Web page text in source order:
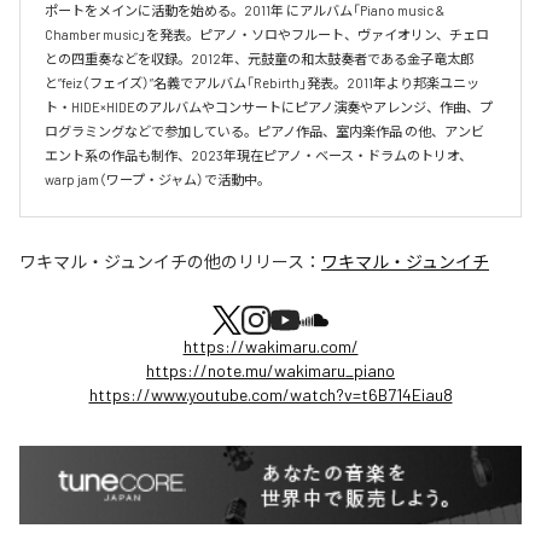
ポートをメインに活動を始める。2011年 にアルバム「Piano music &
Chamber music」を発表。ピアノ・ソロやフルート、ヴァイオリン、チェロ
との四重奏などを収録。2012年、元鼓童の和太鼓奏者である金子竜太郎
と”feiz（フェイズ）”名義でアルバム「Rebirth」発表。2011年より邦楽ユニッ
ト・HIDE×HIDEのアルバムやコンサートにピアノ演奏やアレンジ、作曲、プ
ログラミングなどで参加している。ピアノ作品、室内楽作品 の他、アンビ
エント系の作品も制作、2023年現在ピアノ・ベース・ドラムのトリオ、
warp jam（ワープ・ジャム）で活動中。
ワキマル・ジュンイチの他のリリース： ワキマル・ジュンイチ
https://wakimaru.com/
https://note.mu/wakimaru_piano
https://www.youtube.com/watch?v=t6B714Eiau8